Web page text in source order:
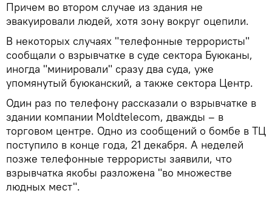
Причем во втором случае из здания не
эвакуировали людей, хотя зону вокруг оцепили.
В некоторых случаях "телефонные террористы"
сообщали о взрывчатке в суде сектора Буюканы,
иногда "минировали" сразу два суда, уже
упомянутый буюканский, а также сектора Центр.
Один раз по телефону рассказали о взрывчатке в
здании компании Moldtelecom, дважды – в
торговом центре. Одно из сообщений о бомбе в ТЦ
поступило в конце года, 21 декабря. А неделей
позже телефонные террористы заявили, что
взрывчатка якобы разложена "во множестве
людных мест".